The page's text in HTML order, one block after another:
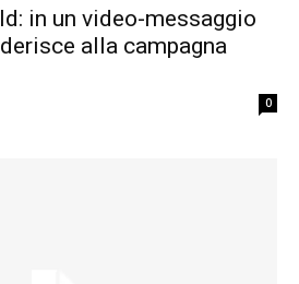
in un video-messaggio
alla campagna
0